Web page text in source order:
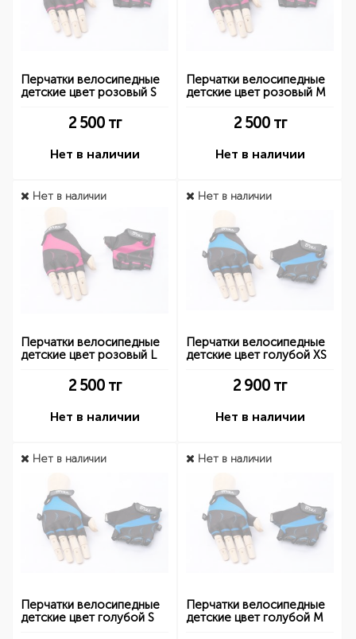
Перчатки велосипедные
детские цвет розовый S
2 500тг
Нет в наличии
Перчатки велосипедные
детские цвет розовый M
2 500тг
Нет в наличии
Нет в наличии
Перчатки велосипедные
детские цвет розовый L
2 500тг
Нет в наличии
Нет в наличии
Перчатки велосипедные
детские цвет голубой XS
2 900 тг
Нет в наличии
Нет в наличии
Перчатки велосипедные
детские цвет голубой S
Нет в наличии
Перчатки велосипедные
детские цвет голубой M